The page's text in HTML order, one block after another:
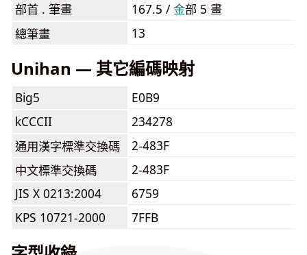
部首 . 筆畫
167.5 /⾦部 5 畫
總筆畫
13
Unihan — 其它編碼映射
Big5
E0B9
kCCCII
234278
通用漢字標準交換碼
2-483F
中文標準交換碼
2-483F
JIS X 0213:2004
6759
KPS 10721-2000
7FFB